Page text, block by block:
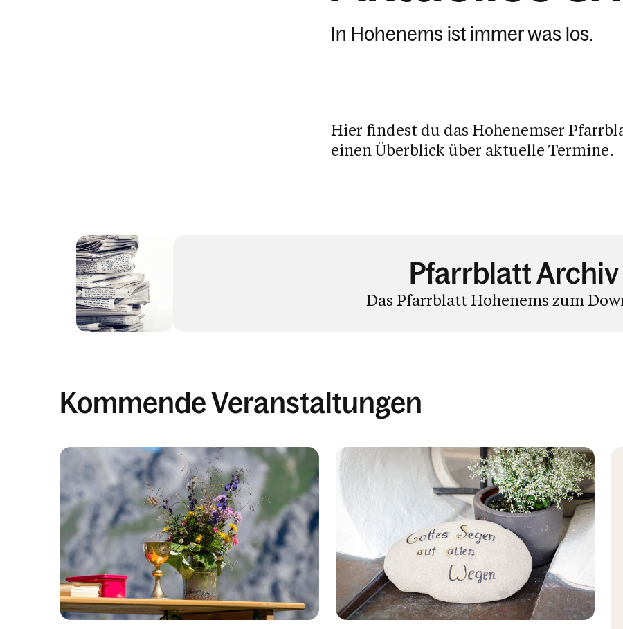
In Hohenems ist immer was los.
Hier findest du das Hohenemser
einen Überblick über aktuelle Termine.
Pfarrblatt Archiv
Das Pfarrblatt Hohenems zum
Kommende Veranstaltungen